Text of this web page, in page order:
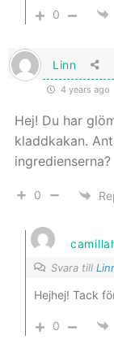
0
Linn
4 years ago
Hej! Du har
kladdkakan.
ingredienserna?
0
Svara till
Hejhej! Tack
0